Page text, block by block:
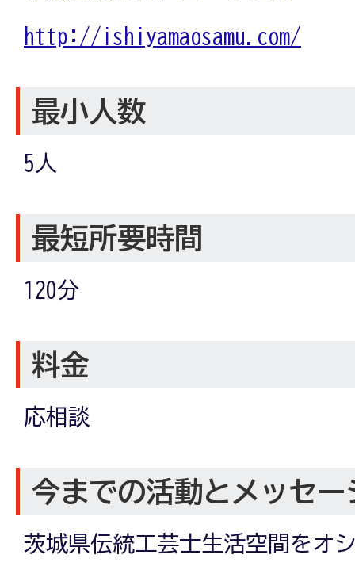
http://ishiyamaosamu.com/
最小人数
5人
最短所要時間
120分
料金
応相談
今までの活動とメッセー
茨城県伝統工芸士生活空間をオ